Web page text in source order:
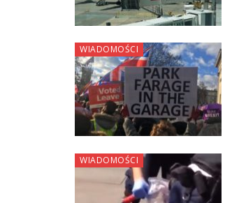
WIADOMOŚCI
WIADOMOŚCI